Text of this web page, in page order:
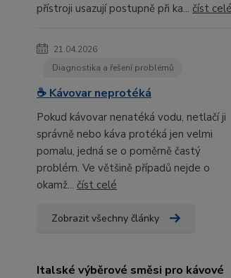
přístroji usazují postupně při ka... číst celé
21.04.2026
Diagnostika a řešení problémů
☕ Kávovar neprotéká
Pokud kávovar nenatéká vodu, netlačí ji
správně nebo káva protéká jen velmi
pomalu, jedná se o poměrně častý
problém. Ve většině případů nejde o
okamž... číst celé
Zobrazit všechny články
Italské výběrové směsi pro kávové